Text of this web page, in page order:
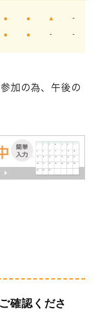
● ● ▲ -
● ● - -
加の為、午後の
確認くださ